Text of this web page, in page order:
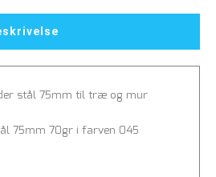
stål 75mm til træ og mur
75mm 70gr i farven 045